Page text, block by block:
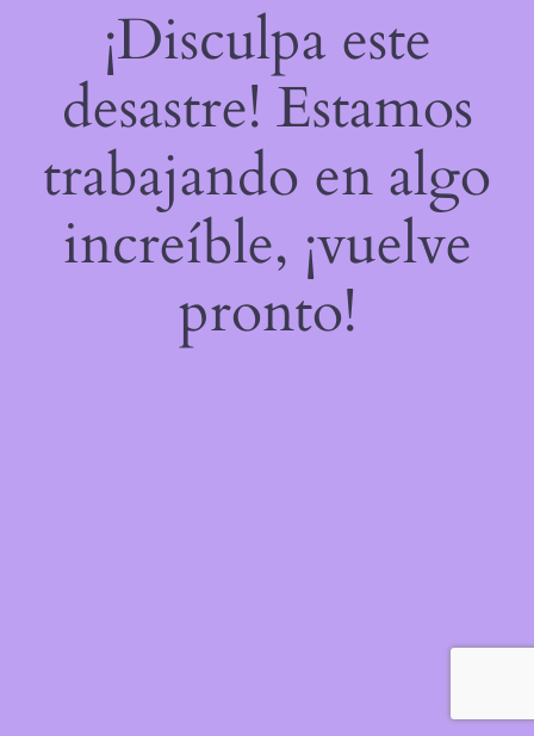
¡Disculpa este
desastre! Estamos
trabajando en algo
increíble, ¡vuelve
pronto!